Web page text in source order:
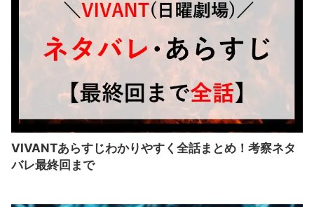
VIVANTあらすじわかりやすく全話まとめ！考察ネタ
バレ最終回まで